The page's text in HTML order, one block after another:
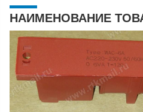
НАИМЕНОВАНИЕ